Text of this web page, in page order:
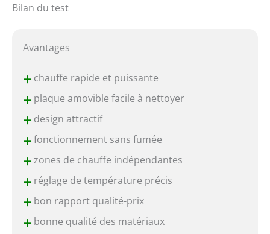
Bilan du test
Avantages
+chauffe rapide et puissante
+plaque amovible facile à nettoyer
+design attractif
+fonctionnement sans fumée
+zones de chauffe indépendantes
+réglage de température précis
+bon rapport qualité-prix
+bonne qualité des matériaux